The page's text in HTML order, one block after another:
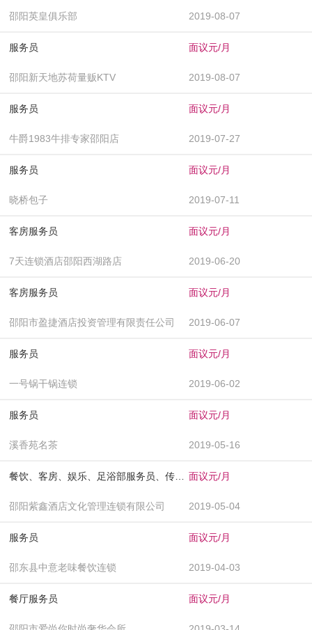
邵阳英皇俱乐部 2019-08-07
服务员 面议元/月
邵阳新天地苏荷量贩KTV 2019-08-07
服务员 面议元/月
牛爵1983牛排专家邵阳店 2019-07-27
服务员 面议元/月
晓桥包子 2019-07-11
客房服务员 面议元/月
7天连锁酒店邵阳西湖路店 2019-06-20
客房服务员 面议元/月
邵阳市盈捷酒店投资管理有限责任公司 2019-06-07
服务员 面议元/月
一号锅干锅连锁 2019-06-02
服务员 面议元/月
溪香苑名茶 2019-05-16
餐饮、客房、娱乐、足浴部服务员、传菜员 面议元/月
邵阳紫鑫酒店文化管理连锁有限公司 2019-05-04
服务员 面议元/月
邵东县中意老味餐饮连锁 2019-04-03
餐厅服务员 面议元/月